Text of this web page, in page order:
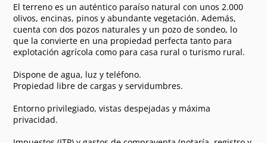
El terreno es un auténtico paraíso natural con unos 2.000
olivos, encinas, pinos y abundante vegetación. Además,
cuenta con dos pozos naturales y un pozo de sondeo, lo
que la convierte en una propiedad perfecta tanto para
explotación agrícola como para casa rural o turismo rural.
Dispone de agua, luz y teléfono.
Propiedad libre de cargas y servidumbres.
Entorno privilegiado, vistas despejadas y máxima
privacidad.